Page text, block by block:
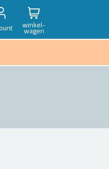
winkel-
wagen